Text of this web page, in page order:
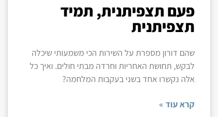
פעם תצפיתנית, תמיד
תצפיתנית
שהם דורון מספרת על השירות הכי משמעותי שיכלה
לבקש, תחושת האחריות וחרדה מבתי חולים. ואיך כל
אלה נקשרו אחד בשני בעקבות המלחמה?
קרא עוד »